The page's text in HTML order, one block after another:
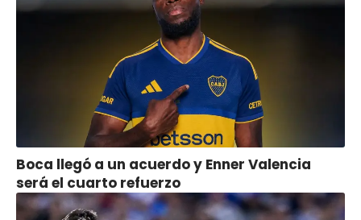
Boca llegó a un acuerdo y Enner Valencia
será el cuarto refuerzo